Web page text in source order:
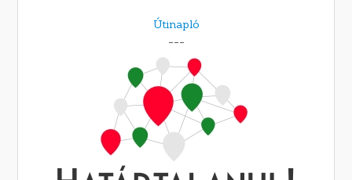
Útinapló
---